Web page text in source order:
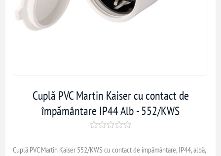
Cuplă PVC Martin Kaiser cu contact de
împământare IP44 Alb - 552/KWS
Cuplă PVC Martin Kaiser 552/KWS cu contact de împământare, IP44, albă,